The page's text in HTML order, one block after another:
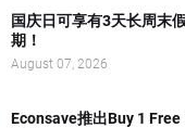
国庆日可享有3天长周末
期！
August 07, 2026
Econsave推出Buy 1 Free